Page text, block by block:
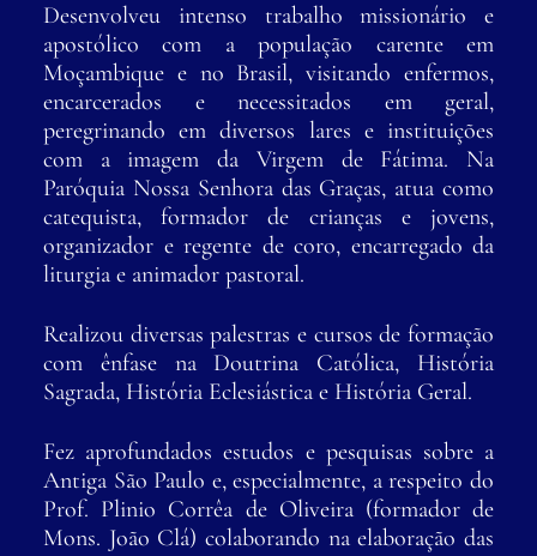
Desenvolveu intenso trabalho missionário e
apostólico com a população carente em
Moçambique e no Brasil, visitando enfermos,
encarcerados e necessitados em geral,
peregrinando em diversos lares e instituições
com a imagem da Virgem de Fátima. Na
Paróquia Nossa Senhora das Graças, atua como
catequista, formador de crianças e jovens,
organizador e regente de coro, encarregado da
liturgia e animador pastoral.
Realizou diversas palestras e cursos de formação
com ênfase na Doutrina Católica, História
Sagrada, História Eclesiástica e História Geral.
Fez aprofundados estudos e pesquisas sobre a
Antiga São Paulo e, especialmente, a respeito do
Prof. Plinio Corrêa de Oliveira (formador de
Mons. João Clá) colaborando na elaboração das